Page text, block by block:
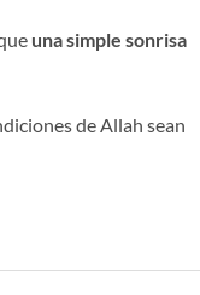
una simple sonrisa
de Allah sean